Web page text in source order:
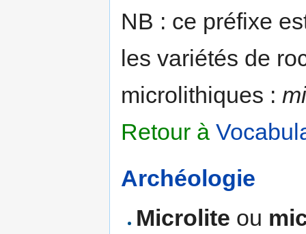
NB : ce préfixe
les variétés de
microlithiques :
Retour à
Archéologie
Microlite ou